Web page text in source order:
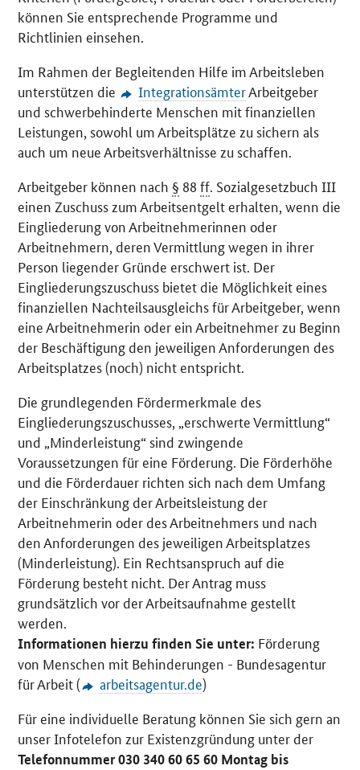
können Sie entsprechende Programme und
Richtlinien einsehen.
Im Rahmen der Begleitenden Hilfe im Arbeitsleben
unterstützen die
IntegrationsämterArbeitgeber
und schwerbehinderte Menschen mit finanziellen
Leistungen, sowohl um Arbeitsplätze zu sichern als
auch um neue Arbeitsverhältnisse zu schaffen.
Arbeitgeber können nach § 88ff. Sozialgesetzbuch III
einen Zuschuss zum Arbeitsentgelt erhalten, wenn die
Eingliederung von Arbeitnehmerinnen oder
Arbeitnehmern, deren Vermittlung wegen in ihrer
Person liegender Gründe erschwert ist. Der
Eingliederungszuschuss bietet die Möglichkeit eines
finanziellen Nachteilsausgleichs für Arbeitgeber, wenn
eine Arbeitnehmerin oder ein Arbeitnehmer zu Beginn
der Beschäftigung den jeweiligen Anforderungen des
Arbeitsplatzes (noch) nicht entspricht.
Die grundlegenden Fördermerkmale des
Eingliederungszuschusses, „erschwerte Vermittlung“
und „Minderleistung“ sind zwingende
Voraussetzungen für eine Förderung. Die Förderhöhe
und die Förderdauer richten sich nach dem Umfang
der Einschränkung der Arbeitsleistung der
Arbeitnehmerin oder des Arbeitnehmers und nach
den Anforderungen des jeweiligen Arbeitsplatzes
(Minderleistung). Ein Rechtsanspruch auf die
Förderung besteht nicht. Der Antrag muss
grundsätzlich vor der Arbeitsaufnahme gestellt
werden.
Informationen hierzu finden Sie unter: Förderung
von Menschen mit Behinderungen - Bundesagentur
für Arbeit (
arbeitsagentur.de)
Für eine individuelle Beratung können Sie sich gern an
unser Infotelefon zur Existenzgründung unter der
Telefonnummer 030 340 60 65 60 Montag bis